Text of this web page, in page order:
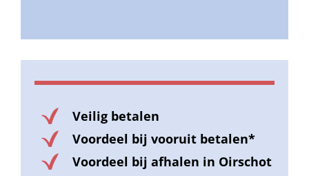
Veilig betalen
Voordeel bij vooruit betalen*
Voordeel bij afhalen in Oirschot